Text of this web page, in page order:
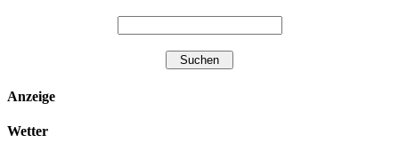
Anzeige
Wetter